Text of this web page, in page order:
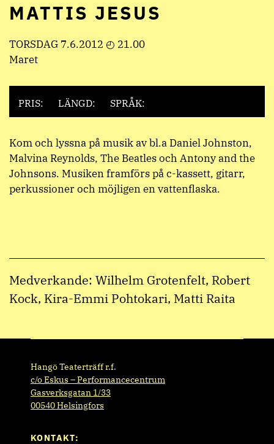
MATTIS JESUS
TORSDAG 7.6.2012 ◴ 21.00
Maret
PRIS: LÄNGD: SPRÅK:
Kom och lyssna på musik av bl.a Daniel Johnston,
Malvina Reynolds, The Beatles och Antony and the
Johnsons. Musiken framförs på c-kassett, gitarr,
perkussioner och möjligen en vattenflaska.
Medverkande: Wilhelm Grotenfelt, Robert
Kock, Kira-Emmi Pohtokari, Matti Raita
Hangö Teaterträff r.f.
c/o Eskus – Performancecentrum
Gasverksgatan 1/33
00540 Helsingfors
KONTAKT: